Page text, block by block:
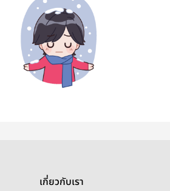
เกี่ยวกับเรา